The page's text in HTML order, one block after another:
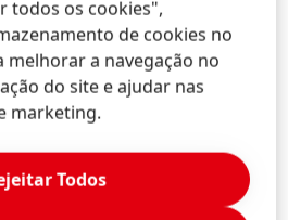
todos os cookies",
de cookies no
melhorar a navegação no
do site e ajudar nas
marketing.
Todos